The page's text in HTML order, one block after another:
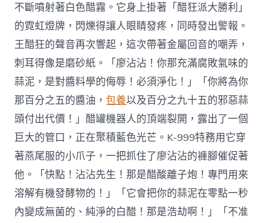
不斷噴射著白色醋霧。它身上掛著「醋狂派大勝利」
的霓虹燈牌，閃爍得讓人眼睛發疼，同時發出警報。
王醋狂的聲音再次響起，這次帶著金屬回音的嘲弄，
刺耳得像是磨砂紙。「廖沾沾！你那充滿腐敗氣味的
蒜泥，是對醬料學的侮辱！必須淨化！」「你將為你
那百分之五的醬油，包養以及百分之九十五的邪惡蒜
頭付出代價！」醋罐機器人的頂端裂開，露出了一個
巨大的管口，正在聚積藍色光芒。K-999特務用它穿
著燕尾服的小爪子，一把抓住了廖沾沾的褲腳催促著
他。「快點！沾沾先生！那是醋酸離子炮！專門用來
溶解有機發酵物的！」「它會把你的蒜泥在零點一秒
內變成無菌的、純淨的白醋！那是浩劫啊！」「不准